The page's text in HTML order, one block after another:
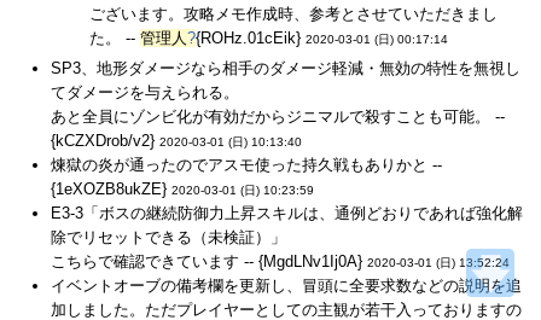
ございます。攻略メモ作成時、参考とさせていただきまし
た。 -- 管理人?{ROHz.01cEik} 2020-03-01 (日) 00:17:14
SP3、地形ダメージなら相手のダメージ軽減・無効の特性を無視し
てダメージを与えられる。
あと全員にゾンビ化が有効だからジニマルで殺すことも可能。 --
{kCZXDrob/v2} 2020-03-01 (日) 10:13:40
煉獄の炎が通ったのでアスモ使った持久戦もありかと --
{1eXOZB8ukZE} 2020-03-01 (日) 10:23:59
E3-3「ボスの継続防御力上昇スキルは、通例どおりであれば強化解
除でリセットできる（未検証）」
こちらで確認できています -- {MgdLNv1Ij0A} 2020-03-01 (日) 13:52:24
イベントオーブの備考欄を更新し、冒頭に全要求数などの説明を追
加しました。ただプレイヤーとしての主観が若干入っておりますの